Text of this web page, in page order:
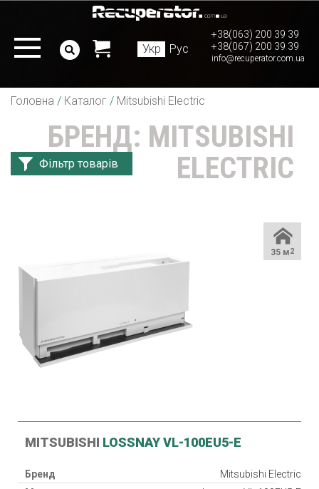
Укр Рус
+38(063) 200 39 39
+38(067) 200 39 39
info@recuperator.com.ua
Головна / Каталог / Mitsubishi Electric
БРЕНД: MITSUBISHI
ELECTRIC
Фільтр товарів
35 м2
MITSUBISHI LOSSNAY VL-100EU5-E
Бренд
Mitsubishi Electric